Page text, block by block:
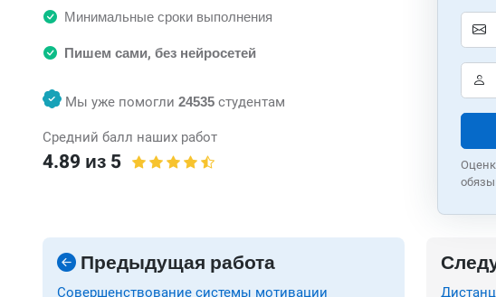
Минимальные сроки выполнения
Пишем сами, без нейросетей
Мы уже помогли 24535 студентам
Средний балл наших работ
4.89 из 5
Предыдущая работа
Совершенствование системы мотивации